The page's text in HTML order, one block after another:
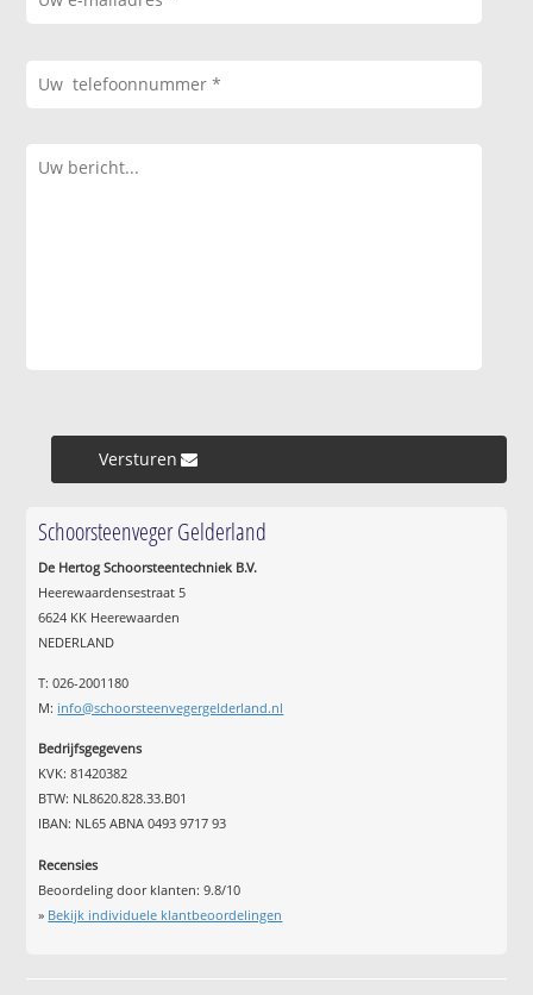
Versturen »
Schoorsteenveger Gelderland
De Hertog Schoorsteentechniek B.V.
Heerewaardensestraat 5
6624 KK Heerewaarden
NEDERLAND
T: 026-2001180
M: info@schoorsteenvegergelderland.nl
Bedrijfsgegevens
KVK: 81420382
BTW: NL8620.828.33.B01
IBAN: NL65 ABNA 0493 9717 93
Recensies
Beoordeling door klanten:9.8/10
» Bekijk individuele klantbeoordelingen